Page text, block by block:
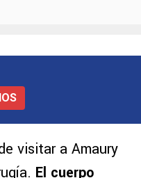
visitar a Amaury
El cuerpo